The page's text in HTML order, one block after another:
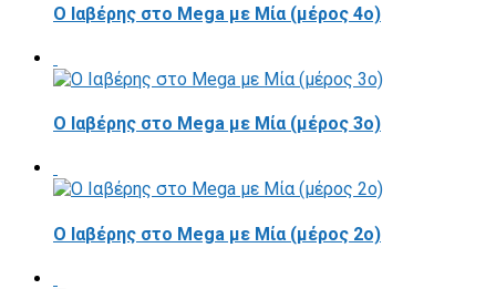
Ο Ιαβέρης στο Mega με Μία (μέρος 4ο)
Ο Ιαβέρης στο Mega με Μία (μέρος 3ο)
Ο Ιαβέρης στο Mega με Μία (μέρος 2ο)